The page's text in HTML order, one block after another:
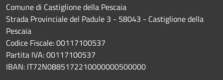
Comune di Castiglione della Pescaia
Strada Provinciale del Padule 3 - 58043 - Castiglione della
Pescaia
Codice Fiscale: 00117100537
Partita IVA: 00117100537
IBAN: IT72N0885172210000000500000